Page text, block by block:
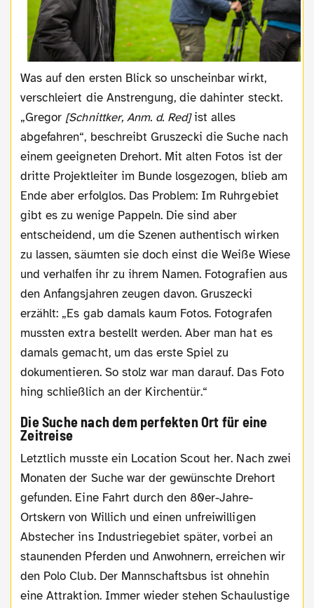
Was auf den ersten Blick so unscheinbar wirkt,
verschleiert die Anstrengung, die dahinter steckt.
„Gregor [Schnittker, Anm. d. Red]ist alles
abgefahren“, beschreibt Gruszecki die Suche nach
einem geeigneten Drehort. Mit alten Fotos ist der
dritte Projektleiter im Bunde losgezogen, blieb am
Ende aber erfolglos. Das Problem: Im Ruhrgebiet
gibt es zu wenige Pappeln. Die sind aber
entscheidend, um die Szenen authentisch wirken
zu lassen, säumten sie doch einst die Weiße Wiese
und verhalfen ihr zu ihrem Namen. Fotografien aus
den Anfangsjahren zeugen davon. Gruszecki
erzählt: „Es gab damals kaum Fotos. Fotografen
mussten extra bestellt werden. Aber man hat es
damals gemacht, um das erste Spiel zu
dokumentieren. So stolz war man darauf. Das Foto
hing schließlich an der Kirchentür.“
Die Suche nach dem perfekten Ort für eine
Zeitreise
Letztlich musste ein Location Scout her. Nach zwei
Monaten der Suche war der gewünschte Drehort
gefunden. Eine Fahrt durch den 80er-Jahre-
Ortskern von Willich und einen unfreiwilligen
Abstecher ins Industriegebiet später, vorbei an
staunenden Pferden und Anwohnern, erreichen wir
den Polo Club. Der Mannschaftsbus ist ohnehin
eine Attraktion. Immer wieder stehen Schaulustige